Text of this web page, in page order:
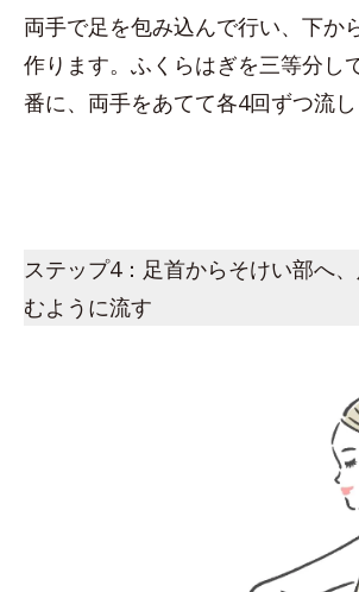
両手で足を包み込んで行い、下か
作ります。ふくらはぎを三等分し
番に、両手をあてて各4回ずつ流し
ステップ4：足首からそけい部へ
むように流す